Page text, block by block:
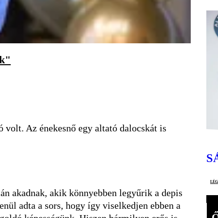
Az énekesnő egy altató dalocskát is
akadnak, akik könnyebben legyűrik a depis
adta a sors, hogy így viselkedjen ebben a